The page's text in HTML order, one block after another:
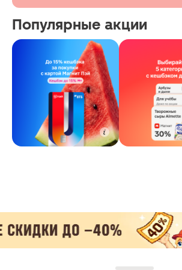
Популярные акции